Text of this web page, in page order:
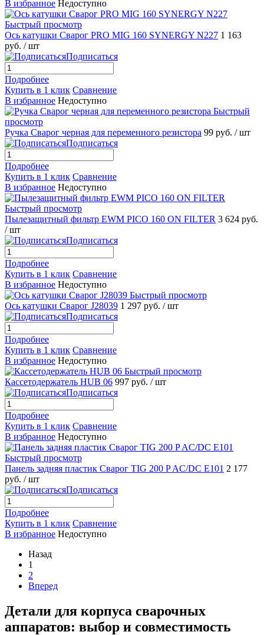
В избранное Недоступно
Быстрый просмотр
Ось катушки Сварог PRO MIG 160 SYNERGY N227 1 163
руб. / шт
Подписаться
Подробнее
Купить в 1 клик Сравнение
В избранное Недоступно
Быстрый
просмотр
Ручка Сварог черная для переменного резистора 99 руб. / шт
Подписаться
Подробнее
Купить в 1 клик Сравнение
В избранное Недоступно
Быстрый просмотр
Пылезащитный фильтр EWM PICO 160 ON FILTER 3 624 руб.
/ шт
Подписаться
Подробнее
Купить в 1 клик Сравнение
В избранное Недоступно
Быстрый просмотр
Ось катушки Сварог J28039 1 297 руб. / шт
Подписаться
Подробнее
Купить в 1 клик Сравнение
В избранное Недоступно
Быстрый просмотр
Кассетодержатель HUB 06 997 руб. / шт
Подписаться
Подробнее
Купить в 1 клик Сравнение
В избранное Недоступно
Быстрый просмотр
Панель задняя пластик Сварог TIG 200 P AC/DC E101 2 177
руб. / шт
Подписаться
Подробнее
Купить в 1 клик Сравнение
В избранное Недоступно
Назад
1
2
Вперед
Детали для корпуса сварочных
аппаратов: выбор и совместимость